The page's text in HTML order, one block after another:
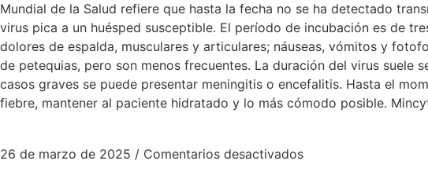
Mundial de la Salud refiere que hasta la fecha no se ha detectado
virus pica a un huésped susceptible. El período de incubación es de
dolores de espalda, musculares y articulares; náuseas, vómitos y
de petequias, pero son menos frecuentes. La duración del virus suele
casos graves se puede presentar meningitis o encefalitis. Hasta el
fiebre, mantener al paciente hidratado y lo más cómodo posible.
26 de marzo de 2025 / Comentarios desactivados